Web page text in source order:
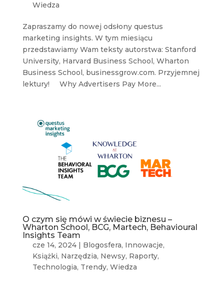
Wiedza
Zapraszamy do nowej odsłony questus
marketing insights. W tym miesiącu
przedstawiamy Wam teksty autorstwa: Stanford
University, Harvard Business School, Wharton
Business School, businessgrow.com. Przyjemnej
lektury! Why Advertisers Pay More...
O czym się mówi w świecie biznesu –
Wharton School, BCG, Martech, Behavioural
Insights Team
cze 14, 2024| Blogosfera, Innowacje,
Książki, Narzędzia, Newsy, Raporty,
Technologia, Trendy, Wiedza